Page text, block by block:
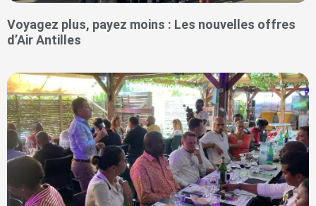
Voyagez plus, payez moins : Les nouvelles offres
d’Air Antilles